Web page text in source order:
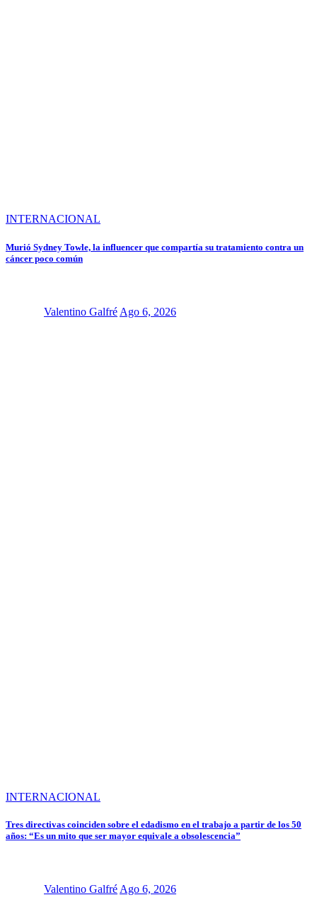
INTERNACIONAL
Murió Sydney Towle, la influencer que compartía su tratamiento contra un
cáncer poco común
Valentino Galfré Ago 6, 2026
INTERNACIONAL
Tres directivas coinciden sobre el edadismo en el trabajo a partir de los 50
años: “Es un mito que ser mayor equivale a obsolescencia”
Valentino Galfré Ago 6, 2026